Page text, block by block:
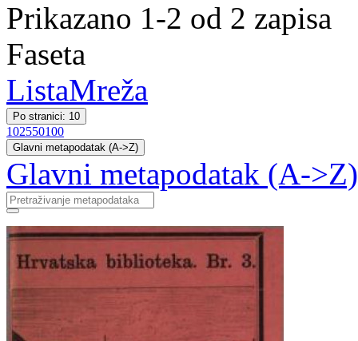
Prikazano 1-2 od 2 zapisa
Faseta
ListaMreža
Po stranici: 10
102550100
Glavni metapodatak (A->Z)
Glavni metapodatak (A->Z)